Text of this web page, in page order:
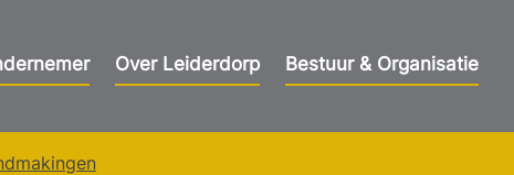
Over Leiderdorp Bestuur & Organisatie